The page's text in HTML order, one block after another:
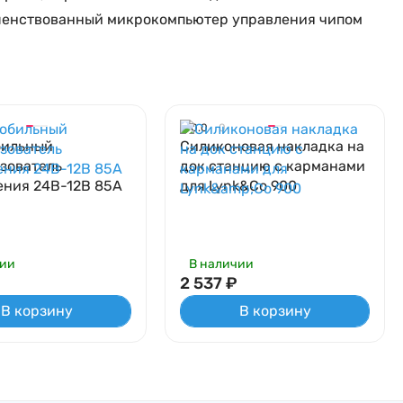
микрокомпьютер управления чипом
24В-12В 85А
В корзину
0.0 0
Силиконовая накладка на
док станцию с карманами
для Lynk&Co 900
В наличии
2 537₽
В корзину